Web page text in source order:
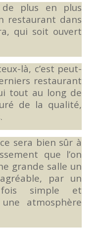
de plus en plus
restaurant dans
qui soit ouvert
là, c’est peut-
restaurant
tout au long de
de la qualité,
sera bien sûr à
que l’on
grande salle un
par un
simple et
atmosphère